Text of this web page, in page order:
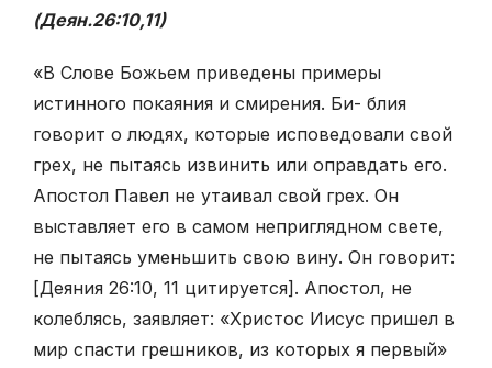
(Деян.26:10,11)
«В Слове Божьем приведены примеры
истинного покаяния и смирения. Би- блия
говорит о людях, которые исповедовали свой
грех, не пытаясь извинить или оправдать его.
Апостол Павел не утаивал свой грех. Он
выставляет его в самом неприглядном свете,
не пытаясь уменьшить свою вину. Он говорит:
[Деяния 26:10, 11 цитируется]. Апостол, не
колеблясь, заявляет: «Христос Иисус пришел в
мир спасти грешников, из которых я первый»